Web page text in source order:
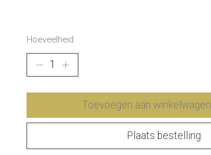
Hoeveelheid:
Toevoegen aan winkelwagen
Plaats bestelling